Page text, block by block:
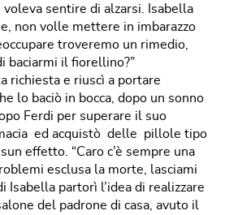
sentire di alzarsi. Isabella
non volle mettere in imbarazzo
troveremo un rimedio,
baciarmi il fiorellino?”
richiesta e riuscì a portare
lo baciò in bocca, dopo un sonno
Ferdi per superare il suo
ed acquistò delle pillole tipo
effetto. “Caro c’è sempre una
esclusa la morte, lasciami
Isabella partorì l’idea di realizzare
del padrone di casa, avuto il